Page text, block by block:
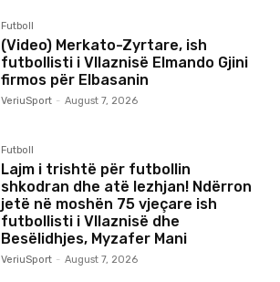
Futboll
(Video) Merkato-Zyrtare, ish
futbollisti i Vllaznisë Elmando Gjini
firmos për Elbasanin
VeriuSport - August 7, 2026
Futboll
Lajm i trishtë për futbollin
shkodran dhe atë lezhjan! Ndërron
jetë në moshën 75 vjeçare ish
futbollisti i Vllaznisë dhe
Besëlidhjes, Myzafer Mani
VeriuSport - August 7, 2026